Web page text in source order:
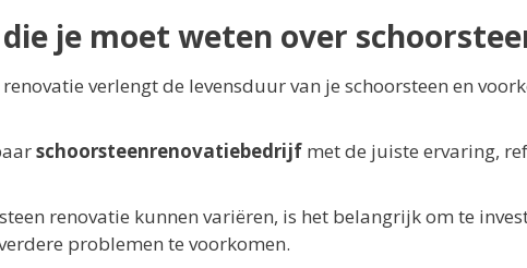
je moet weten over
verlengt de levensduur van je schoorsteen en
schoorsteenrenovatiebedrijf met de juiste ervaring,
renovatie kunnen variëren, is het belangrijk om te
problemen te voorkomen.